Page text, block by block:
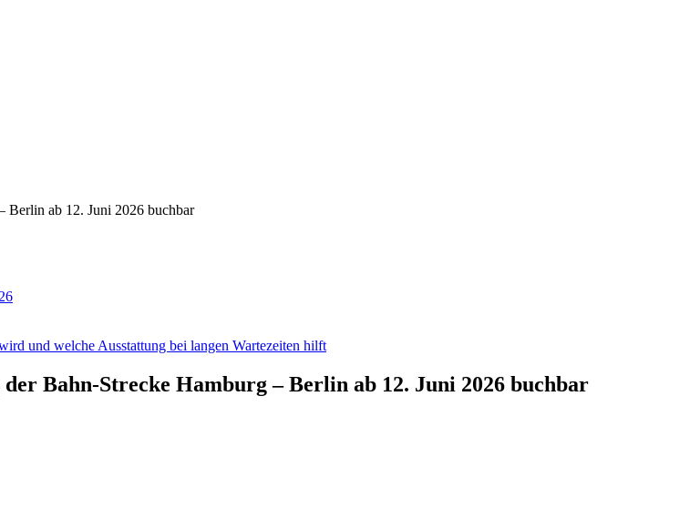
Berlin ab 12. Juni 2026 buchbar
und welche Ausstattung bei langen Wartezeiten hilft
Bahn-Strecke Hamburg – Berlin ab 12. Juni 2026 buchbar